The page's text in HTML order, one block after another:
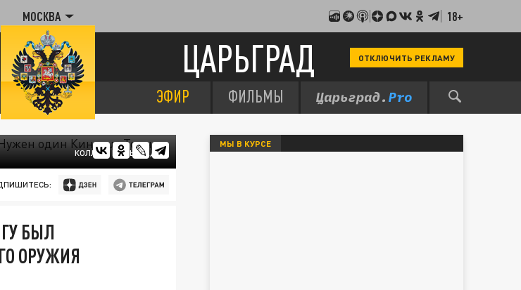
МОСКВА 18+
ЦАРЬГРАД ОТКЛЮЧИТЬ РЕКЛАМУ
ЭФИР ФИЛЬМЫ
КОЛЛАЖ ЦАРЬГРАДА
БЫЛ
ОРУЖИЯ
МЫ В КУРСЕ